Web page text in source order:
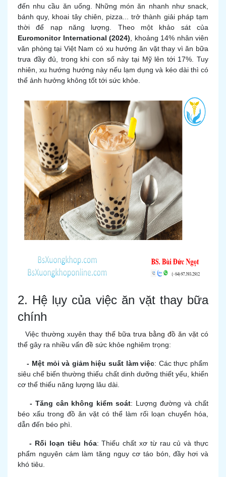
đến nhu cầu ăn uống. Những món ăn nhanh như snack,
bánh quy, khoai tây chiên, pizza... trở thành giải pháp tạm
thời để nạp năng lượng. Theo một khảo sát của
Euromonitor International (2024) , khoảng 14% nhân viên
văn phòng tại Việt Nam có xu hướng ăn vặt thay vì ăn bữa
trưa đầy đủ, trong khi con số này tại Mỹ lên tới 17%. Tuy
nhiên, xu hướng hướng này nếu lạm dụng và kéo dài thì có
thể ảnh hưởng không tốt tới sức khỏe.
2. Hệ lụy của việc ăn vặt thay bữa
chính
Việc thường xuyênthay thế bữa trưa bằng đồ ăn vặtcó
thể gây ra nhiều vấn đề sức khỏe nghiêm trọng:
- Mệt mỏi và giảm hiệu suất làm việc: Các thực phẩm
siêu chế biến thường thiếu chất dinh dưỡng thiết yếu, khiến
cơ thể thiếu năng lượng lâu dài.
- Tăng cân không kiểm soát: Lượng đường và chất
béo xấu trong đồ ăn vặt có thể làm rối loạn chuyển hóa,
dẫn đến béo phì.
- Rối loạn tiêu hóa: Thiếu chất xơ từ rau củ và thực
phẩm nguyên cám làm tăng nguy cơ táo bón, đầy hơi và
khó tiêu.